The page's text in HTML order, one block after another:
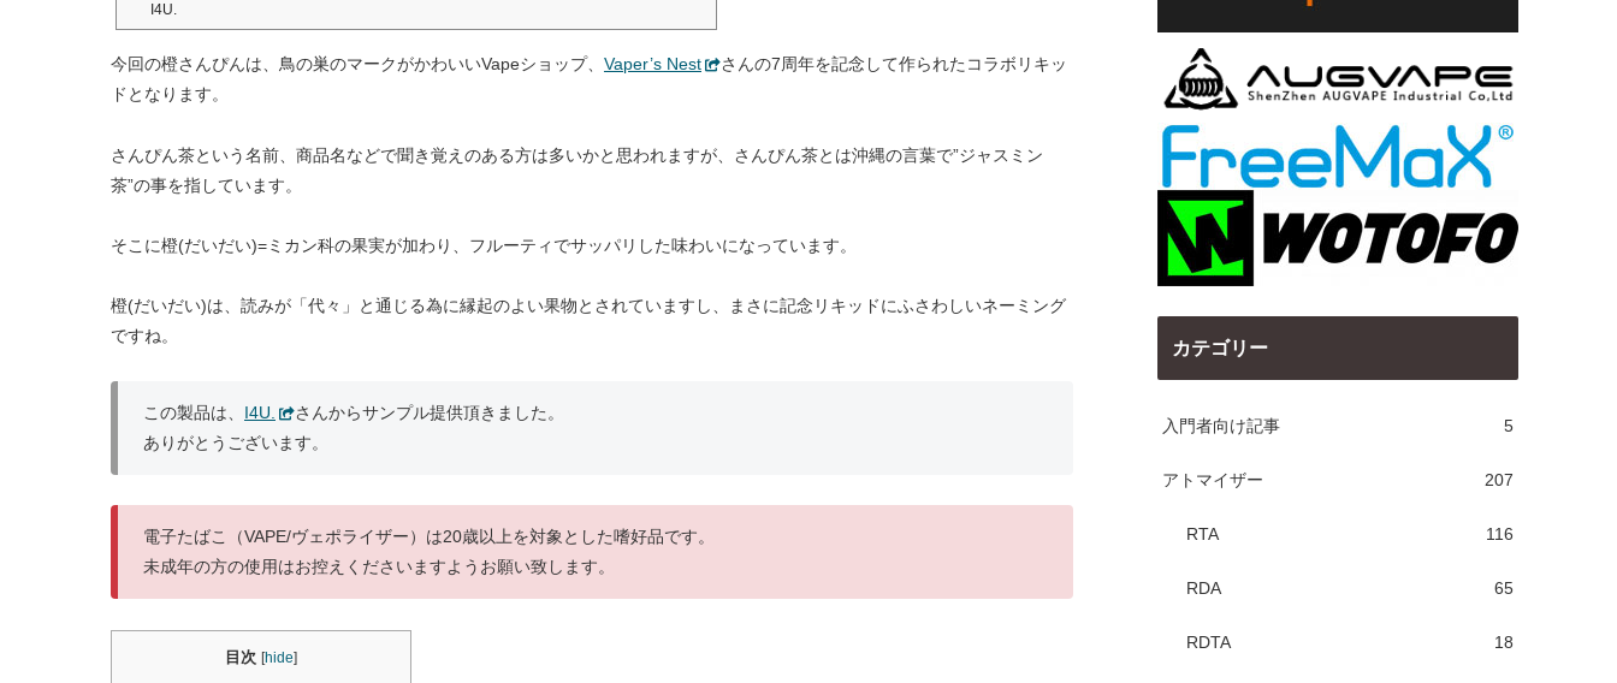
I4U.
今回の橙さんぴんは、鳥の巣のマークがかわいいVapeショップ、 Vaper’s Nest
さんの7周年を記念して作られたコラボリキッ
ドとなります。
さんぴん茶という名前、商品名などで聞き覚えのある方は多いかと思われますが、さんぴん茶とは沖縄の言葉で”ジャスミン
茶”の事を指しています。
そこに橙(だいだい)=ミカン科の果実が加わり、フルーティでサッパリした味わいになっています。
橙(だいだい)は、読みが「代々」と通じる為に縁起のよい果物とされていますし、まさに記念リキッドにふさわしいネーミング
ですね。
この製品は、 I4U.
さんからサンプル提供頂きました。
ありがとうございます。
電子たばこ（VAPE/ヴェポライザー）は20歳以上を対象とした嗜好品です。
未成年の方の使用はお控えくださいますようお願い致します。
目次 [hide]
カテゴリー
入門者向け記事 5
アトマイザー 207
RTA 116
RDA 65
RDTA 18